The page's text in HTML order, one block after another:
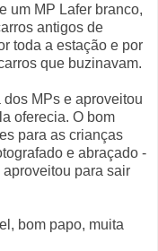
um MP Lafer branco,
antigos de
toda a estação e por
que buzinavam.
MPs e aproveitou
oferecia. O bom
para as crianças
e abraçado -
para sair
bom papo, muita